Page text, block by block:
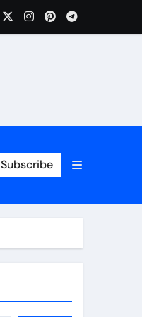
Subscribe